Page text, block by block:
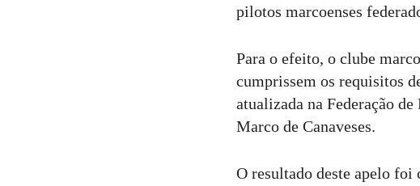
pilotos marcoenses
Para o efeito, o clube
cumprissem os requisitos
atualizada na Federação
Marco de Canaveses.
O resultado deste apelo foi